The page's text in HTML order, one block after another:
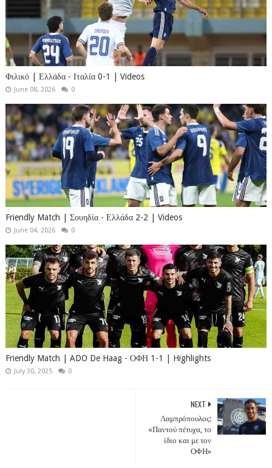
Φιλικό | Ελλάδα - Ιταλία 0-1 | Videos
June 08, 2026 0
Friendly Match | Σουηδία - Ελλάδα 2-2 | Videos
June 04, 2026 0
Friendly Match | ADO De Haag - ΟΦΗ 1-1 | Highlights
July 30, 2025 0
NEXT
Λαμπρόπουλος:
«Παντού πέτυχα, το
ίδιο και με τον
ΟΦΗ»